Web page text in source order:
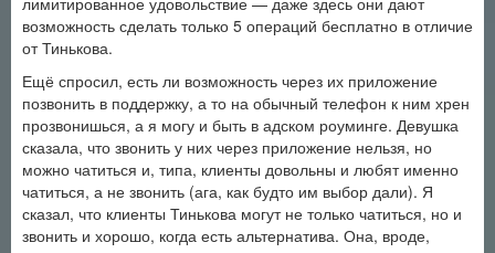
возможность сделать только 5 операций бесплатно в отличие
от Тинькова.
Ещё спросил, есть ли возможность через их приложение
позвонить в поддержку, а то на обычный телефон к ним хрен
прозвонишься, а я могу и быть в адском роуминге. Девушка
сказала, что звонить у них через приложение нельзя, но
можно чатиться и, типа, клиенты довольны и любят именно
чатиться, а не звонить (ага, как будто им выбор дали). Я
сказал, что клиенты Тинькова могут не только чатиться, но и
звонить и хорошо, когда есть альтернатива. Она, вроде,